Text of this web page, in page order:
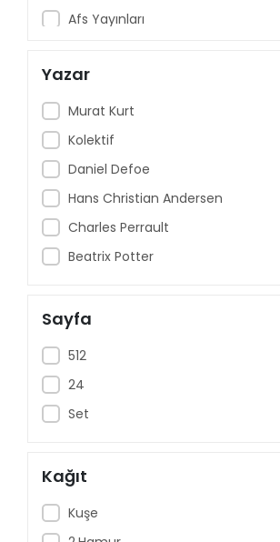
Afs Yayınları
Aile Yayınları
Akçağ Yayınları
AkılÇelen Yayınları
Aklımda Zeka
Akvaryum Yayınları
Alfa Yayınları
Altı Şapka Yayınları
Altın Kitaplar
Antrenman Yayınları
April Yayınları
Yazar
Murat Kurt
Kolektif
Daniel Defoe
Hans Christian Andersen
Charles Perrault
Beatrix Potter
Sayfa
512
24
Set
Kağıt
Kuşe